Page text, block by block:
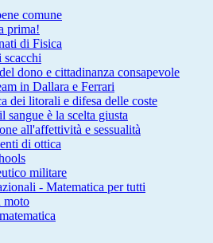
comune
prima!
di Fisica
scacchi
dono e cittadinanza consapevole
in Dallara e Ferrari
dei litorali e difesa delle coste
sangue è la scelta giusta
all'affettività e sessualità
di ottica
militare
- Matematica per tutti
moto